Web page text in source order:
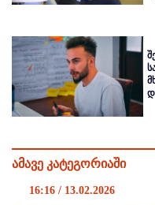
ამავე კატეგორიაში
16:16 / 13.02.2026